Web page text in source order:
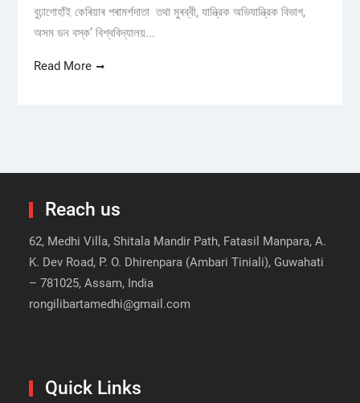
বুঢ়াগোহাঁই কেৰিয়াৰ পৰামৰ্শদাতা তথা মুৰব্বী, যান্ত্রিক অভিযান্ত্রিক বিভাগ,
অসম ডন বস্ক’ বিশ্ববিদ্যালয়...
Read More
Reach us
62, Medhi Villa, Shitala Mandir Path, Fatasil Manpara, A.
K. Dev Road, P. O. Dhirenpara (Ambari Tiniali), Guwahati
– 781025, Assam, India
rongilibartamedhi@gmail.com
Quick Links